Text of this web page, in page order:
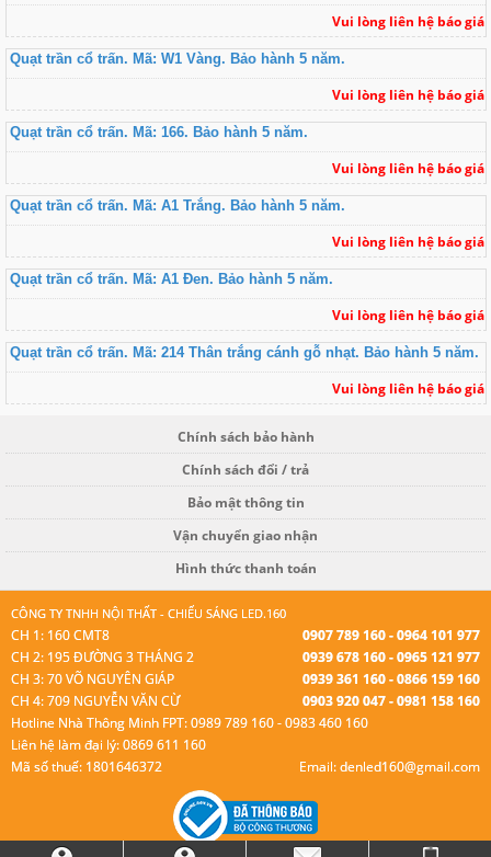
Vui lòng liên hệ báo giá
Quạt trần cổ trấn. Mã: W1 Vàng. Bảo hành 5 năm.
Vui lòng liên hệ báo giá
Quạt trần cổ trấn. Mã: 166. Bảo hành 5 năm.
Vui lòng liên hệ báo giá
Quạt trần cổ trấn. Mã: A1 Trắng. Bảo hành 5 năm.
Vui lòng liên hệ báo giá
Quạt trần cổ trấn. Mã: A1 Đen. Bảo hành 5 năm.
Vui lòng liên hệ báo giá
Quạt trần cổ trấn. Mã: 214 Thân trắng cánh gỗ nhạt. Bảo hành 5 năm.
Vui lòng liên hệ báo giá
Chính sách bảo hành
Chính sách đổi / trả
Bảo mật thông tin
Vận chuyển giao nhận
Hình thức thanh toán
CÔNG TY TNHH NỘI THẤT - CHIẾU SÁNG LED.160
CH 1: 160 CMT8
0907 789 160 - 0964 101 977
CH 2: 195 ĐƯỜNG 3 THÁNG 2
0939 678 160 - 0965 121 977
CH 3: 70 VÕ NGUYÊN GIÁP
0939 361 160 - 0866 159 160
CH 4: 709 NGUYỄN VĂN CỪ
0903 920 047 - 0981 158 160
Hotline Nhà Thông Minh FPT: 0989 789 160 - 0983 460 160
Liên hệ làm đại lý: 0869 611 160
Mã số thuế: 1801646372
Email: denled160@gmail.com